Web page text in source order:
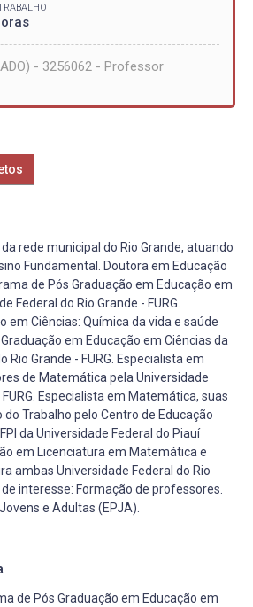
- 3256062 - Professor
rede municipal do Rio Grande, atuando
Fundamental. Doutora em Educação
de Pós Graduação em Educação em
Federal do Rio Grande - FURG.
em Ciências: Química da vida e saúde
em Educação em Ciências da
Rio Grande - FURG. Especialista em
de Matemática pela Universidade
Especialista em Matemática, suas
Trabalho pelo Centro de Educação
da Universidade Federal do Piauí
em Licenciatura em Matemática e
ambas Universidade Federal do Rio
de interesse: Formação de professores.
e Adultas (EPJA).
de Pós Graduação em Educação em